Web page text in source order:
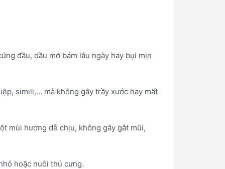
đầu, dầu mỡ bám lâu ngày hay bụi mịn
simili,… mà không gây trầy xước hay mất
mùi hương dễ chịu, không gây gắt mũi,
hoặc nuôi thú cưng.